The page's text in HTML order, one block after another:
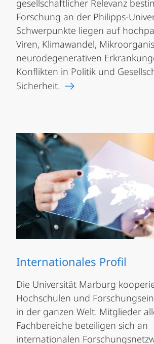
gesellschaftlicher Relevanz
Forschung an der Philipps-
Schwerpunkte liegen auf
Viren, Klimawandel,
neurodegenerativen
Konflikten in Politik und
Sicherheit.
Internationales Profil
Die Universität Marburg
Hochschulen und
in der ganzen Welt. Mitglieder
Fachbereiche beteiligen sich an
internationalen